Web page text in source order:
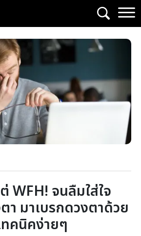
WFH! จนลืมใส่ใจ
า มาเบรกดวงตาด้วย
ทคนิคง่ายๆ